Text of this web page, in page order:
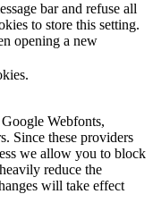
bar and refuse all
to store this setting.
opening a new
Webfonts,
Since these providers
we allow you to block
reduce the
will take effect